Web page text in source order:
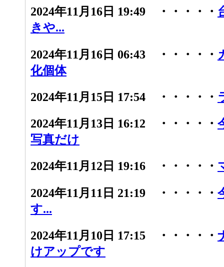
2024年11月16日 19:49 ・・・・・
きや...
2024年11月16日 06:43 ・・・・・
化個体
2024年11月15日 17:54 ・・・・・
2024年11月13日 16:12 ・・・・・
写真だけ
2024年11月12日 19:16 ・・・・・
2024年11月11日 21:19 ・・・・・
す...
2024年11月10日 17:15 ・・・・・
けアップです